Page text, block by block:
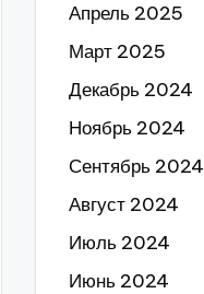
Апрель 2025
Март 2025
Декабрь 2024
Ноябрь 2024
Сентябрь 2024
Август 2024
Июль 2024
Июнь 2024